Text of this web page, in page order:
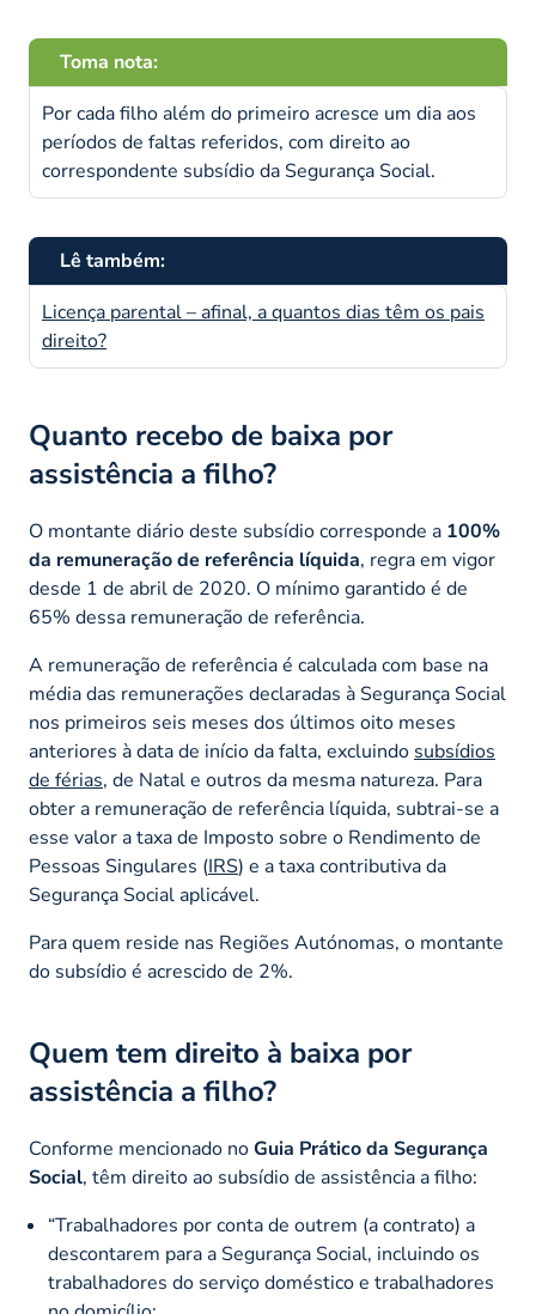
Toma nota:
Por cada filho além do primeiro acresce um dia aos
períodos de faltas referidos, com direito ao
correspondente subsídio da Segurança Social.
Lê também:
Licença parental – afinal, a quantos dias têm os pais
direito?
Quanto recebo de baixa por
assistência a filho?
O montante diário deste subsídio corresponde a 100%
da remuneração de referência líquida, regra em vigor
desde 1 de abril de 2020. O mínimo garantido é de
65% dessa remuneração de referência.
A remuneração de referência é calculada com base na
média das remunerações declaradas à Segurança Social
nos primeiros seis meses dos últimos oito meses
anteriores à data de início da falta, excluindo subsídios
de férias, de Natal e outros da mesma natureza. Para
obter a remuneração de referência líquida, subtrai-se a
esse valor a taxa de Imposto sobre o Rendimento de
Pessoas Singulares (IRS) e a taxa contributiva da
Segurança Social aplicável.
Para quem reside nas Regiões Autónomas, o montante
do subsídio é acrescido de 2%.
Quem tem direito à baixa por
assistência a filho?
Conforme mencionado noGuia Prático da Segurança
Social, têm direito ao subsídio de assistência a filho:
“Trabalhadores por conta de outrem (a contrato) a
descontarem para a Segurança Social, incluindo os
trabalhadores do serviço doméstico e trabalhadores